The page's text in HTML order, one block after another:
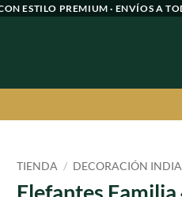
ESTILO PREMIUM · ENVÍOS A
TIENDA / DECORACIÓN INDIA
Elefantes Familia